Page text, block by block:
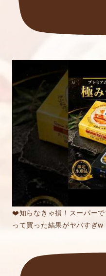
❤️知らなきゃ損！スーパー
って買った結果がヤバすぎw